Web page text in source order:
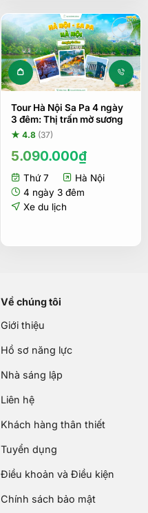
Tour Hà Nội Sa Pa 4 ngày
3 đêm: Thị trấn mờ sương
★ 4.8 (37)
5.090.000₫
Thứ 7
Hà Nội
4 ngày 3 đêm
Xe du lịch
Về chúng tôi
Giới thiệu
Hồ sơ năng lực
Nhà sáng lập
Liên hệ
Khách hàng thân thiết
Tuyển dụng
Điều khoản và Điều kiện
Chính sách bảo mật